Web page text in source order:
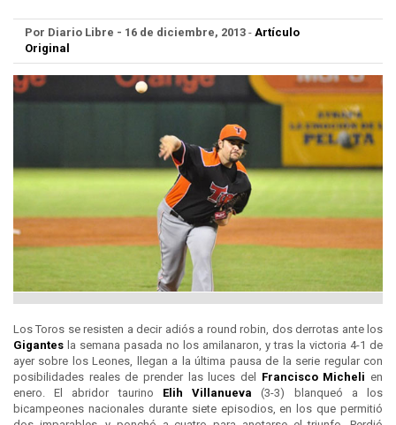
Por Diario Libre - 16 de diciembre, 2013 - Artículo
Original
Los Toros se resisten a decir adiós a round robin, dos derrotas ante los
Gigantes la semana pasada no los amilanaron, y tras la victoria 4-1 de
ayer sobre los Leones, llegan a la última pausa de la serie regular con
posibilidades reales de prender las luces del Francisco Micheli en
enero. El abridor taurino Elih Villanueva (3-3) blanqueó a los
bicampeones nacionales durante siete episodios, en los que permitió